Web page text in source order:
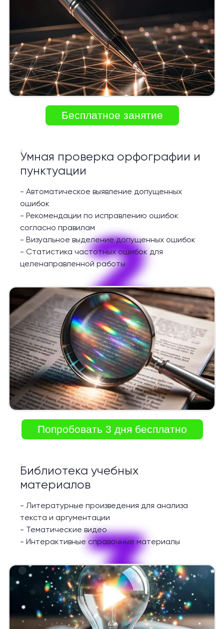
Бесплатное занятие
2
Умная проверка орфографии и
пунктуации
- Автоматическое выявление допущенных
ошибок
- Рекомендации по исправлению ошибок
согласно правилам
- Визуальное выделение допущенных ошибок
- Статистика частотных ошибок для
целенаправленной работы
Попробовать 3 дня бесплатно
3
Библиотека учебных
материалов
- Литературные произведения для анализа
текста и аргументации
- Тематические видео
- Интерактивные справочные материалы